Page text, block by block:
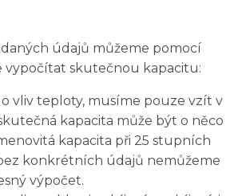
údajů můžeme pomocí
vypočítat skutečnou kapacitu:
vliv teploty, musíme pouze vzít v
kapacita může být o něco
kapacita při 25 stupních
konkrétních údajů nemůžeme
výpočet.